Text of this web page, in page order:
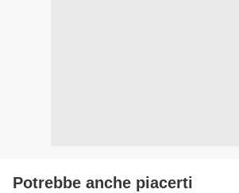
Potrebbe anche piacerti